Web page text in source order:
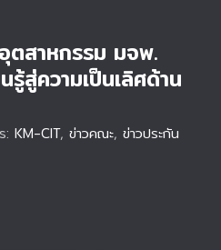
ตสาหกรรม มจพ.
รู้สู่ความเป็นเลิศด้าน
KM-CIT, ข่าวคณะ, ข่าวประกัน